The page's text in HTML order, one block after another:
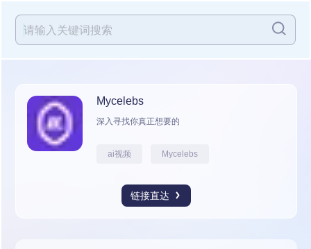
Mycelebs
深入寻找你真正想要的
ai视频 Mycelebs
链接直达